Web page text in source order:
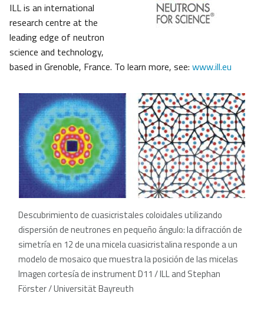
ILL is an international
research centre at the
leading edge of neutron
science and technology,
based in Grenoble, France. To learn more, see: www.ill.eu
Descubrimiento de cuasicristales coloidales utilizando
dispersión de neutrones en pequeño ángulo: la difracción de
simetría en 12 de una micela cuasicristalina responde a un
modelo de mosaico que muestra la posición de las micelas
Imagen cortesía de instrument D11 / ILL and Stephan
Förster / Universität Bayreuth